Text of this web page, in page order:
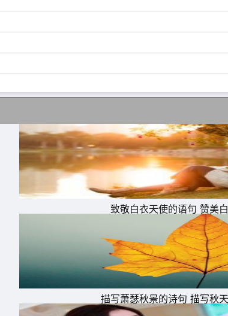
做世界上最愚蠢的人，只知道
是小鸟飞不过去，而是大海那
，绝对没有药可以救，这种毒
我的心里抹去。
致敬白衣天使的语句 赞美
描写萧瑟秋景的诗句 描写秋